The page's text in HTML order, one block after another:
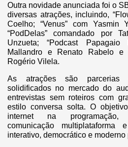
Outra novidade anunciada foi o
diversas atrações, incluindo,
Coelho; “Venus” com Yasmin
“PodDelas” comandado por
Unzueta; “Podcast
Mallandro e Renato Rabelo e
Rogério Vilela.
As atrações são parcerias
solidificados no mercado do
entrevistas sem roteiros com
estilo conversa solta. O
internet na programação,
comunicação multiplataforma
interativo, democrático e moderno